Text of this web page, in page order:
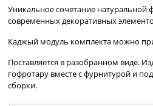
Уникальное сочетание натуральной
современных декоративных
Каджый модуль комплекта можно
Поставляется в разобранном виде.
гофротару вместе с фурнитурой и
сборки.